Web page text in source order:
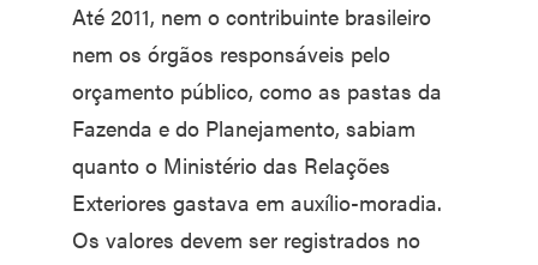
Até 2011, nem o contribuinte brasileiro
nem os órgãos responsáveis pelo
orçamento público, como as pastas da
Fazenda e do Planejamento, sabiam
quanto o Ministério das Relações
Exteriores gastava em auxílio-moradia.
Os valores devem ser registrados no